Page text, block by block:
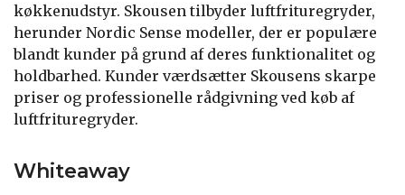
køkkenudstyr. Skousen tilbyder luftfrituregryder,
herunder Nordic Sense modeller, der er populære
blandt kunder på grund af deres funktionalitet og
holdbarhed. Kunder værdsætter Skousens skarpe
priser og professionelle rådgivning ved køb af
luftfrituregryder.
Whiteaway